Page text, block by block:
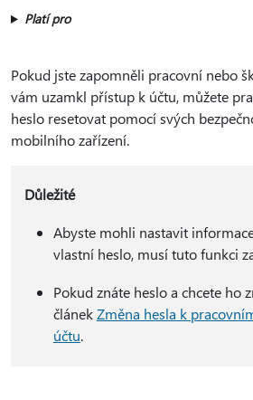
Platí pro
Pokud jste zapomněli pracovní nebo
vám uzamkl přístup k účtu, můžete
heslo resetovat pomocí svých
mobilního zařízení.
Důležité
Abyste mohli nastavit
vlastní heslo, musí tuto funkci
Pokud znáte heslo a chcete ho
článekZměna hesla k
účtu.